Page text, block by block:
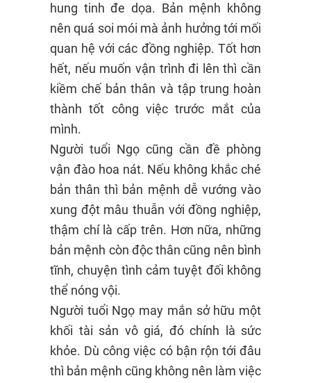
hung tinh đe dọa. Bản mệnh không
nên quá soi mói mà ảnh hưởng tới mối
quan hệ với các đồng nghiệp. Tốt hơn
hết, nếu muốn vận trình đi lên thì cần
kiềm chế bản thân và tập trung hoàn
thành tốt công việc trước mắt của
mình.
Người tuổi Ngọ cũng cần đề phòng
vận đào hoa nát. Nếu không khắc ché
bản thân thì bản mệnh dễ vướng vào
xung đột mâu thuẫn với đồng nghiệp,
thậm chí là cấp trên. Hơn nữa, những
bản mệnh còn độc thân cũng nên bình
tĩnh, chuyện tình cảm tuyệt đối không
thể nóng vội.
Người tuổi Ngọ may mắn sở hữu một
khối tài sản vô giá, đó chính là sức
khỏe. Dù công việc có bận rộn tới đâu
thì bản mệnh cũng không nên làm việc